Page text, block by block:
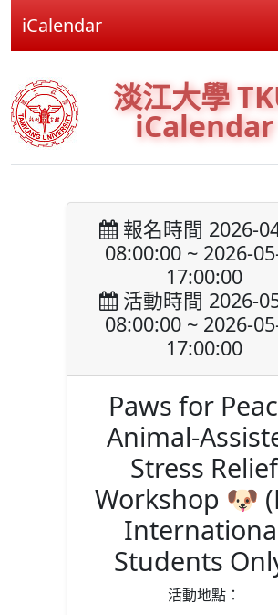
iCalendar
淡江大學
iCalendar
報名時間 2026-
08:00:00 ~ 2026-
17:00:00
活動時間 2026-
08:00:00 ~ 2026-
17:00:00
Paws for
Animal-
Stress Relief
Workshop 🐶
Students
活動地點：